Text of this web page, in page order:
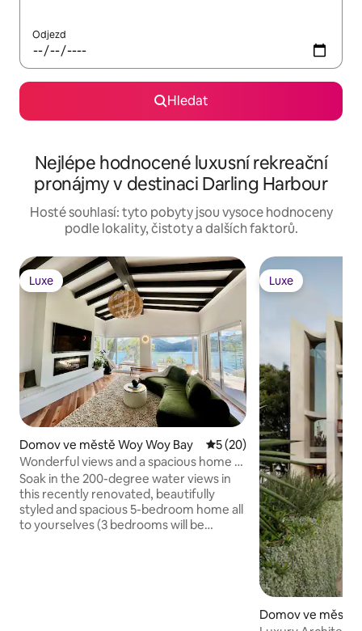
Odjezd
Hledat
Nejlépe hodnocené luxusní rekreační
pronájmy v destinaci Darling Harbour
Hosté souhlasí: tyto pobyty jsou vysoce hodnoceny
podle lokality, čistoty a dalších faktorů.
Luxe
Luxe
Domov ve městě Woy Woy Bay Průměrné hodnocení 5 z 5,
5 (20)
Wonderful views and a spacious home -
all for you!
Soak in the 200-degree water views in
this recently renovated, beautifully
styled and spacious 5-bedroom home all
to yourselves (3 bedrooms will be
Luxe
Luxe
Domov ve městě